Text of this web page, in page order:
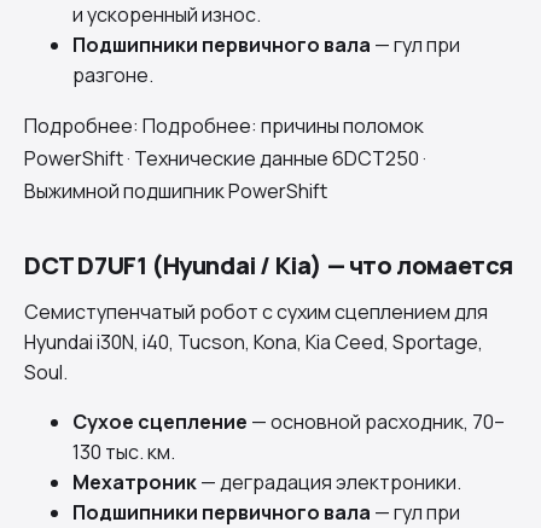
и ускоренный износ.
Подшипники первичного вала — гул при
разгоне.
Подробнее: Подробнее: причины поломок
PowerShift· Технические данные 6DCT250 ·
Выжимной подшипник PowerShift
DCT D7UF1 (Hyundai / Kia) — что ломается
Семиступенчатый робот с сухим сцеплением для
Hyundai i30N, i40, Tucson, Kona, Kia Ceed, Sportage,
Soul.
Сухое сцепление — основной расходник, 70–
130 тыс. км.
Мехатроник— деградация электроники.
Подшипники первичного вала — гул при